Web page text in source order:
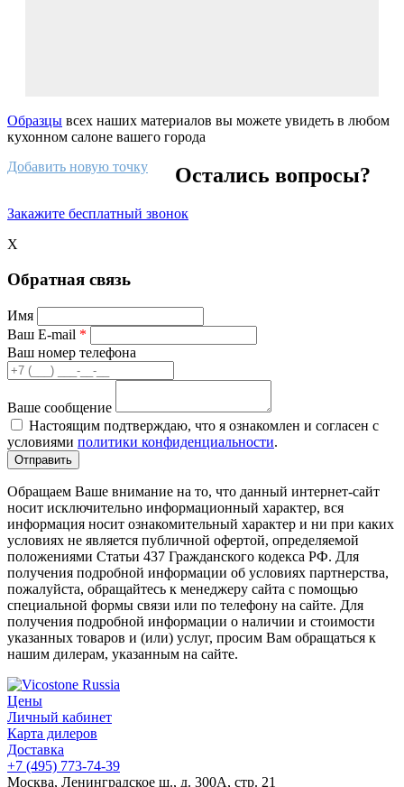
Образцы всех наших материалов вы можете увидеть в любом
кухонном салоне вашего города
Добавить новую точку
Остались вопросы?
Закажите бесплатный звонок
X
Обратная связь
Имя
Ваш E-mail *
Ваш номер телефона
Ваше сообщение
Настоящим подтверждаю, что я ознакомлен и согласен с
условиями политики конфиденциальности.
Обращаем Ваше внимание на то, что данный интернет-сайт
носит исключительно информационный характер, вся
информация носит ознакомительный характер и ни при каких
условиях не является публичной офертой, определяемой
положениями Статьи 437 Гражданского кодекса РФ. Для
получения подробной информации об условиях партнерства,
пожалуйста, обращайтесь к менеджеру сайта с помощью
специальной формы связи или по телефону на сайте. Для
получения подробной информации о наличии и стоимости
указанных товаров и (или) услуг, просим Вам обращаться к
нашим дилерам, указанным на сайте.
Цены
Личный кабинет
Карта дилеров
Доставка
+7 (495) 773-74-39
Москва, Ленинградское ш., д. 300А, стр. 21